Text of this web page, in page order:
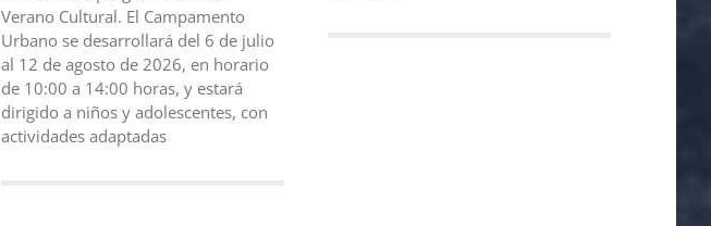
Verano Cultural. El Campamento
Urbano se desarrollará del 6 de julio
al 12 de agosto de 2026, en horario
de 10:00 a 14:00 horas, y estará
dirigido a niños y adolescentes, con
actividades adaptadas